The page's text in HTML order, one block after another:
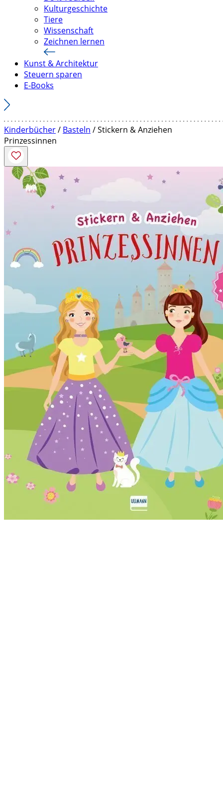
Kulturgeschichte
Tiere
Wissenschaft
Zeichnen lernen
Kunst & Architektur
Steuern sparen
E-Books
Kinderbücher/ Basteln / Stickern & Anziehen
Prinzessinnen